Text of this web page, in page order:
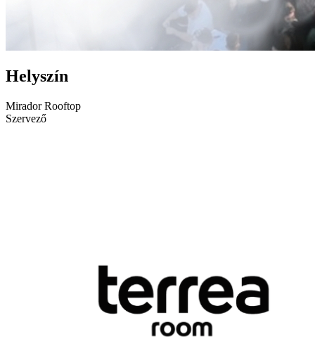
Helyszín
Mirador Rooftop
Szervező